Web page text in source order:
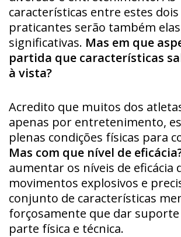
características entre estes
praticantes serão também
significativas. Mas em que
partida que características
à vista?
Acredito que muitos dos
apenas por entretenimento,
plenas condições físicas para
Mas com que nível de
aumentar os níveis de eficácia
movimentos explosivos e
conjunto de características
forçosamente que dar suporte
parte física e técnica.